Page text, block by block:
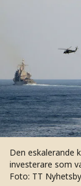
Den eskalerande
investerare som
Foto: TT